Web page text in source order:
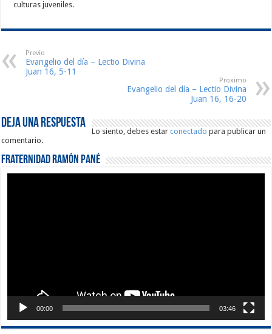
culturas juveniles.
Previo
Evangelio del día – Lectio Divina
Juan 16, 5-11
Proximo
Evangelio del día – Lectio Divina
Juan 16, 16-20
Deja una respuesta
Lo siento, debes estarconectado para publicar un
comentario.
Fraternidad Ramón Pané
00:00 03:46